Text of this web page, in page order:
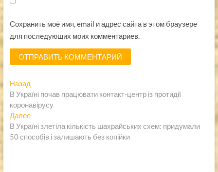
Сохранить моё имя, email и адрес сайта в этом браузере
для последующих моих комментариев.
Навигация
по
записям
НазадПредыдущая
запись:
В Україні почав працювати контакт-центр із протидії
коронавірусу
ДалееСледующая
запись:
В Україні злетіла кількість шахрайських схем: придумали
50 способів і залишають без копійки